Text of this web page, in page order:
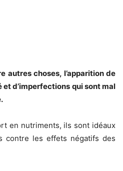
autres choses, l’apparition de
et d’imperfections qui sont mal
en nutriments, ils sont idéaux
contre les effets négatifs des